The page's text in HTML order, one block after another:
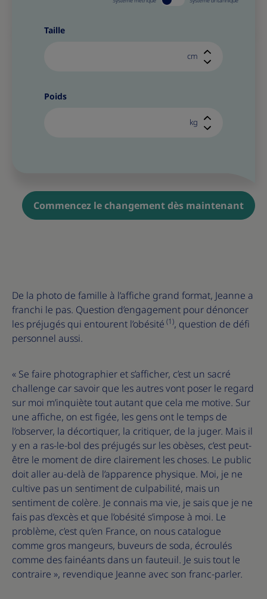
Taille
cm
Poids
kg
Commencez le changement dès maintenant
De la photo de famille à l’affiche grand format, Jeanne a
franchi le pas. Question d’engagement pour dénoncer
les préjugés qui entourent l’obésité (1), question de défi
personnel aussi.
« Se faire photographier et s’afficher, c’est un sacré
challenge car savoir que les autres vont poser le regard
sur moi m’inquiète tout autant que cela me motive. Sur
une affiche, on est figée, les gens ont le temps de
l’observer, la décortiquer, la critiquer, de la juger. Mais il
y en a ras-le-bol des préjugés sur les obèses, c’est peut-
être le moment de dire clairement les choses. Le public
doit aller au-delà de l’apparence physique. Moi, je ne
cultive pas un sentiment de culpabilité, mais un
sentiment de colère. Je connais ma vie, je sais que je ne
fais pas d’excès et que l’obésité s’impose à moi. Le
problème, c’est qu’en France, on nous catalogue
comme gros mangeurs, buveurs de soda, écroulés
comme des fainéants dans un fauteuil. Je suis tout le
contraire », revendique Jeanne avec son franc-parler.